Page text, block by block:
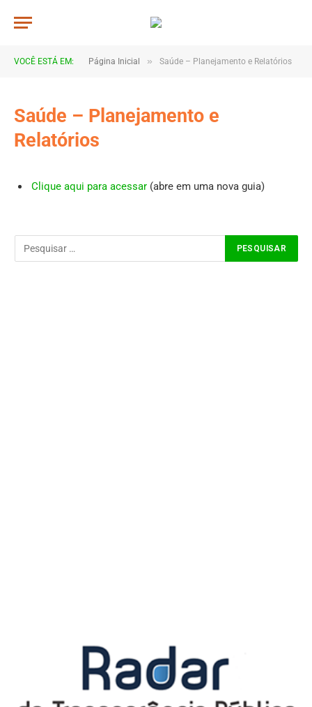
VOCÊ ESTÁ EM: Página Inicial » Saúde – Planejamento e Relatórios
Saúde – Planejamento e
Relatórios
Clique aqui para acessar (abre em uma nova guia)